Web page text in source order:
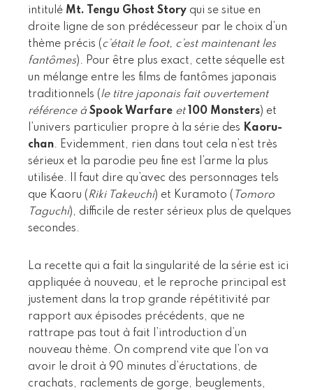
intitulé Mt. Tengu Ghost Story qui se situe en
droite ligne de son prédécesseur par le choix d’un
thème précis (c’était le foot, c’est maintenant les
fantômes). Pour être plus exact, cette séquelle est
un mélange entre les films de fantômes japonais
traditionnels (le titre japonais fait ouvertement
référence à Spook Warfare et 100 Monsters) et
l’univers particulier propre à la série des Kaoru-
chan. Evidemment, rien dans tout cela n’est très
sérieux et la parodie peu fine est l’arme la plus
utilisée. Il faut dire qu’avec des personnages tels
que Kaoru ( Riki Takeuchi) et Kuramoto ( Tomoro
Taguchi), difficile de rester sérieux plus de quelques
secondes.
La recette qui a fait la singularité de la série est ici
appliquée à nouveau, et le reproche principal est
justement dans la trop grande répétitivité par
rapport aux épisodes précédents, que ne
rattrape pas tout à fait l’introduction d’un
nouveau thème. On comprend vite que l’on va
avoir le droit à 90 minutes d’éructations, de
crachats, raclements de gorge, beuglements,